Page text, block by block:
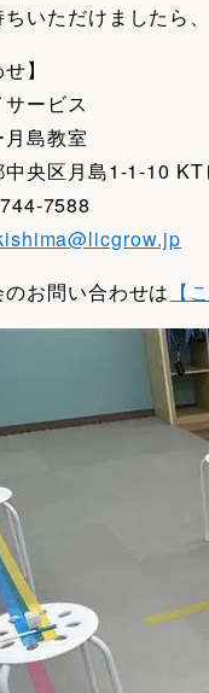
いただけましたら
】
ービス
島教室
央区月島1-1-10
7588
お問い合わせは 【